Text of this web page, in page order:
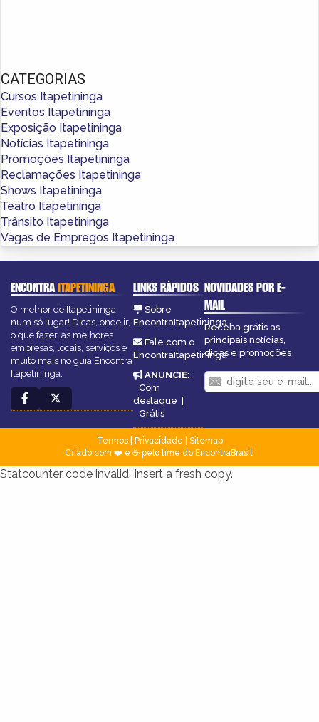
CATEGORIAS
Cursos Itapetininga
Eventos Itapetininga
Exposição Itapetininga
Notícias Itapetininga
Promoções Itapetininga
Reclamações Itapetininga
Shows Itapetininga
Teatro Itapetininga
Trânsito Itapetininga
Vagas de Empregos Itapetininga
ENCONTRAITAPETININGA
O melhor de Itapetininga
num só lugar! Dicas, onde ir,
o que fazer, as melhores
empresas, locais, serviços e
muito mais no guia Encontra
Itapetininga.
LINKS RÁPIDOS
Sobre
EncontraItapetininga
Fale com o
EncontraItapetininga
ANUNCIE:
Com
destaque
Grátis
NOVIDADES POR E-
MAIL
Receba grátis as
principais notícias,
dicas e promoções
Termos| Privacidade
Sitemap
Criado com ❤️ e ☕ pelo time do EncontraBrasil
Statcounter code invalid. Insert a fresh copy.